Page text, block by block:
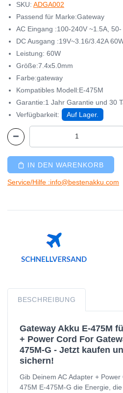
SKU: ADGA002
Passend für Marke:Gateway
AC Eingang :100-240V ~1.5A,
DC Ausgang :19V~3.16/3.42A
Leistung: 60W
Größe:7.4x5.0mm
Farbe:gateway
Kompatibles Modell:E-475M
Garantie:1 Jahr Garantie und 30
Verfügbarkeit:
Auf Lager.
IN DEN WARENKORB
Service/Hilfe :info@bestenakku.com
BESCHREIBUNG
Gateway Akku E-475M
+ Power Cord For
475M-G - Jetzt kaufen
sichern!
Gib Deinem AC Adapter +
475M E-475M-G die Energie,